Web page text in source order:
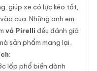
giúp xe có lực kéo tốt,
cua. Những anh em
vỏ Pirelli đều đánh giá
sản phẩm mang lại.
lốp phổ biến dành